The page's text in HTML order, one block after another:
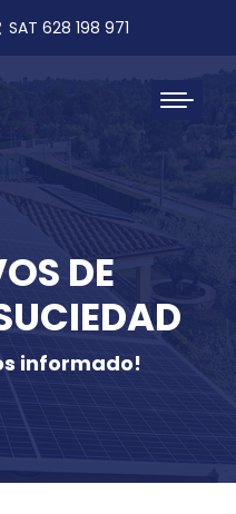
SAT 628 198 971
DE
informado!